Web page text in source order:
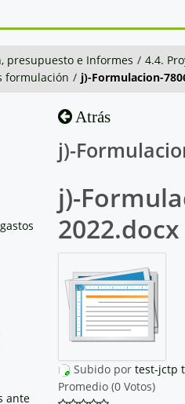
presupuesto e Informes / 4.4.
formulación / j)-Formulacion-
ante
Atrás
j)-
j)-
2022.docx
Subido por test-jctp
Promedio (0 Votos)